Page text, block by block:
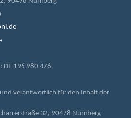
DE 196 980 476
verantwortlich für den Inhalt der
32, 90478 Nürnberg